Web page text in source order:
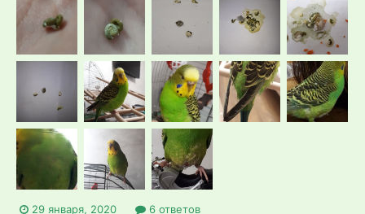
настораживающие симптомы: птица...
29 января, 2020 6 ответов